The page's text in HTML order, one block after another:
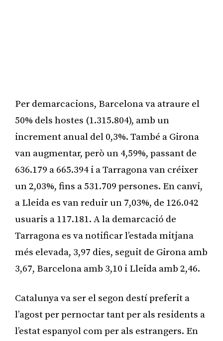
Per demarcacions, Barcelona va atraure el
50% dels hostes (1.315.804), amb un
increment anual del 0,3%. També a Girona
van augmentar, però un 4,59%, passant de
636.179 a 665.394 i a Tarragona van créixer
un 2,03%, fins a 531.709 persones. En canvi,
a Lleida es van reduir un 7,03%, de 126.042
usuaris a 117.181. A la demarcació de
Tarragona es va notificar l’estada mitjana
més elevada, 3,97 dies, seguit de Girona amb
3,67, Barcelona amb 3,10 i Lleida amb 2,46.
Catalunya va ser el segon destí preferit a
l’agost per pernoctar tant per als residents a
l’estat espanyol com per als estrangers. En